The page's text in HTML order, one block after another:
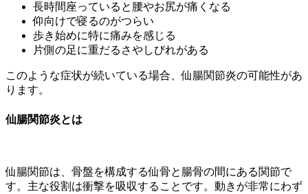
長時間座っていると腰やお尻が痛くなる
仰向けで寝るのがつらい
歩き始めに特に痛みを感じる
片側の足に重だるさやしびれがある
このような症状が続いている場合、仙腸関節炎の可能性があ
ります。
仙腸関節炎とは
仙腸関節は、骨盤を構成する仙骨と腸骨の間にある関節で
す。主な役割は衝撃を吸収することです。動きが非常にわず